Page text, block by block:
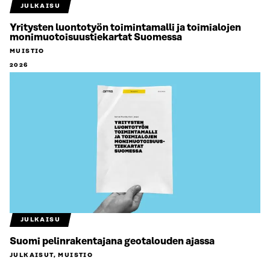
JULKAISU
Yritysten luontotyön toimintamalli ja toimialojen
monimuotoisuustiekartat Suomessa
MUISTIO
2026
JULKAISU
Suomi pelinrakentajana geotalouden ajassa
JULKAISUT, MUISTIO